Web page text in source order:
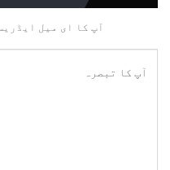
آپ کا ای میل